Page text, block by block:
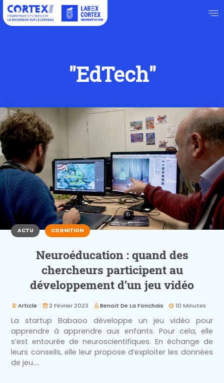
"EdTech"
ACTU COGNITION
Neuroéducation : quand des
chercheurs participent au
développement d’un jeu vidéo
Article 2 Février 2023 Benoit De La Fonchais 10 Minutes
La startup Babaoo développe un jeu vidéo pour
apprendre à apprendre aux enfants. Pour cela, elle
s’est entourée de neuroscientifiques. En échange de
leurs conseils, elle leur propose d’exploiter les données
de jeu....